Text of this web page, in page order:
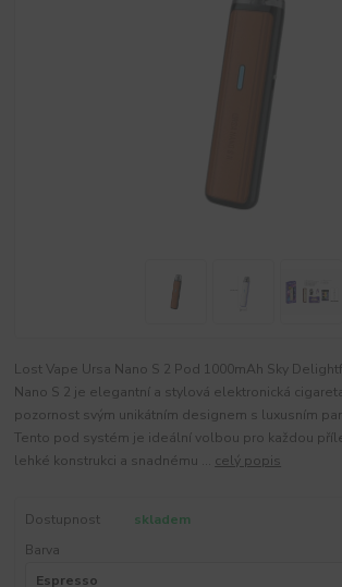
Lost Vape Ursa Nano S 2 Pod 1000mAh Sky
Nano S 2 je elegantní a stylová elektronická
pozornost svým unikátním designem s luxusním
Tento pod systém je ideální volbou pro každou
lehké konstrukci a snadnému ... celý popis
Dostupnost
skladem
Barva